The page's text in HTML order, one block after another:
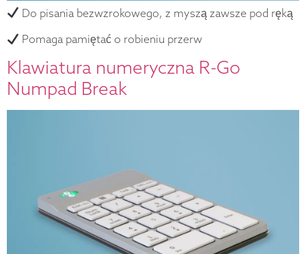
Do pisania bezwzrokowego, z myszą zawsze pod ręką
Pomaga pamiętać o robieniu przerw
Klawiatura numeryczna R-Go
Numpad Break